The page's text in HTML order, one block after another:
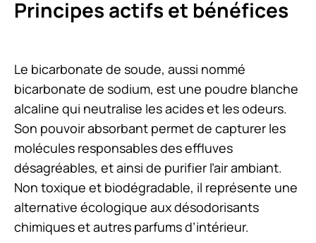
Principes actifs et bénéfices
Le bicarbonate de soude, aussi nommé
bicarbonate de sodium, est une poudre blanche
alcaline qui neutralise les acides et les odeurs.
Son pouvoir absorbant permet de capturer les
molécules responsables des effluves
désagréables, et ainsi de purifier l’air ambiant.
Non toxique et biodégradable, il représente une
alternative écologique aux désodorisants
chimiques et autres parfums d’intérieur.